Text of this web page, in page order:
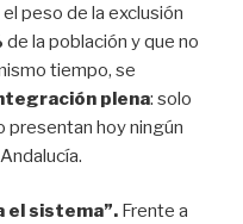
peso de la exclusión
de la población y que no
tiempo, se
plena: solo
presentan hoy ningún
el sistema”. Frente a